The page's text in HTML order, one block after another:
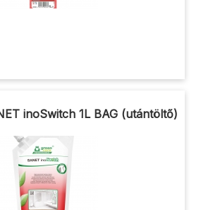
inoSwitch 1L BAG (utántöltő)